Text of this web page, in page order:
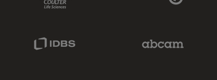
IDBS Link